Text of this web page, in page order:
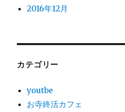
2016年12月
カテゴリー
youtbe
お寺終活カフェ